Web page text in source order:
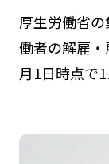
厚生労働省
働者の解雇
月1日時点で